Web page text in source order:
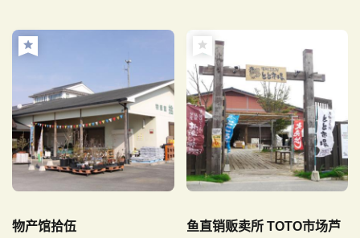
物产馆拾伍
鱼直销贩卖所 TOTO市场芦